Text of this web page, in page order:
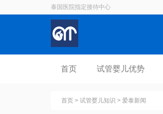
泰国医院指定接待中心
首页 试管婴儿优势
首页 > 试管婴儿知识 > 爱泰新闻